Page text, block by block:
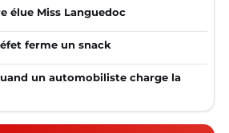
élue Miss Languedoc
ferme un snack
un automobiliste charge la